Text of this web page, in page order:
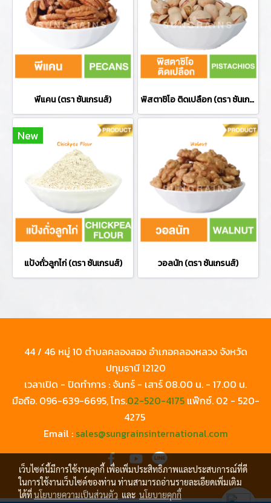
พีแคน (ตรา ซันเกรนส์) พิสตาชิโอ ติดเปลือก (ตรา ซันเกรนส์)
New
แป้งถั่วลูกไก่ (ตรา ซันเกรนส์) วอลนัท (ตรา ซันเกรนส์)
44 / 46 หมู่ 10 ตำบลคลองสอง อำเภอคลองหลวง จังหวัด
ปทุมธานี 12120
เวลาเปิด - ปิดทำการ : จันทร์ - เสาร์ 08.00 น. - 17.00 น.
มือถือ. 096-639-6695, โทร.02-520-4175แฟ๊กซ์. 02 - 520-
4275
Email : sales@sungrainsinternational.com
เว็บไซต์นี้มีการใช้งานคุกกี้ เพื่อเพิ่มประสิทธิภาพและประสบการณ์ที่ดี
ในการใช้งานเว็บไซต์ของท่าน ท่านสามารถอ่านรายละเอียดเพิ่มเติม
ได้ที่นโยบายความเป็นส่วนตัว และ นโยบายคุกกี้